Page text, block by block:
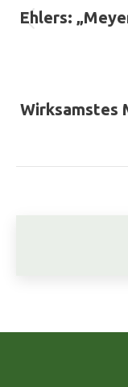
Ehlers:
Wirksamstes